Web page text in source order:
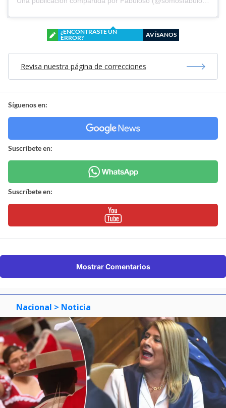
¿ENCONTRASTE UN
ERROR?
AVÍSANOS
Revisa nuestra página de correcciones
Síguenos en:
Suscríbete en:
Suscríbete en:
Mostrar Comentarios
Nacional > Noticia